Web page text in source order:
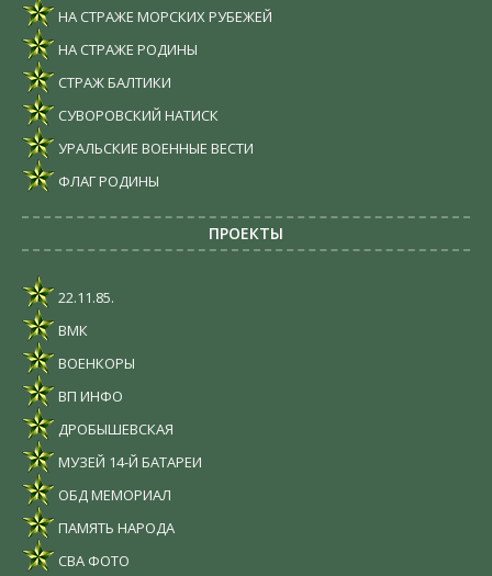
НА СТРАЖЕ МОРСКИХ РУБЕЖЕЙ
НА СТРАЖЕ РОДИНЫ
СТРАЖ БАЛТИКИ
СУВОРОВСКИЙ НАТИСК
УРАЛЬСКИЕ ВОЕННЫЕ ВЕСТИ
ФЛАГ РОДИНЫ
ПРОЕКТЫ
22.11.85.
ВМК
ВОЕНКОРЫ
ВП ИНФО
ДРОБЫШЕВСКАЯ
МУЗЕЙ 14-Й БАТАРЕИ
ОБД МЕМОРИАЛ
ПАМЯТЬ НАРОДА
СВА ФОТО